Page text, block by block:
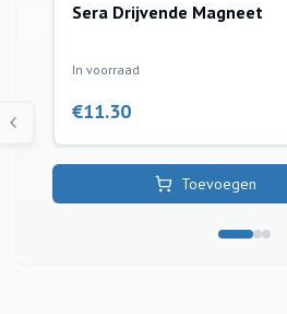
algenbestrijding
Sera Drijvende Magneet
In voorraad
€11.30
Toevoegen